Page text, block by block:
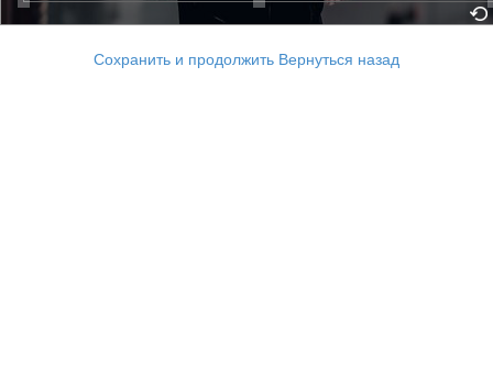
Сохранить и продолжить Вернуться назад